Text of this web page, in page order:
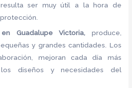
ser muy útil a la hora de
Guadalupe Victoria, produce,
y grandes cantidades. Los
mejoran cada día más
diseños y necesidades del